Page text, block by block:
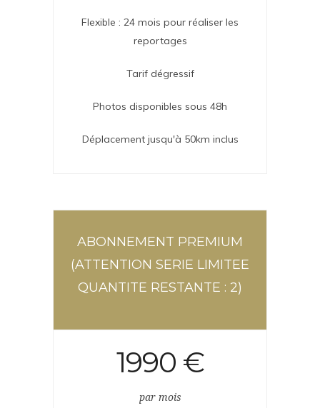
Flexible : 24 mois pour réaliser les
reportages
Tarif dégressif
Photos disponibles sous 48h
Déplacement jusqu'à 50km inclus
ABONNEMENT PREMIUM
(ATTENTION SERIE LIMITEE
QUANTITE RESTANTE : 2)
1990 €
par mois